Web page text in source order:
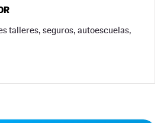
talleres, seguros, autoescuelas,